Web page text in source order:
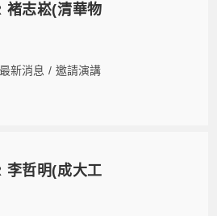
褚志崧(清華物
最新消息 / 邀請演講
李哲明(成大工